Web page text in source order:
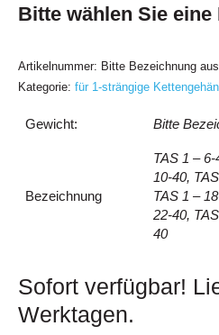
Bitte wählen Sie eine
Artikelnummer: Bitte Bezeichnung
Kategorie: für 1-strängige
Gewicht: Bitte
Bezeichnung
TAS 1 –
10-40,
TAS 1 –
22-40,
40
Sofort verfügbar!
Werktagen.